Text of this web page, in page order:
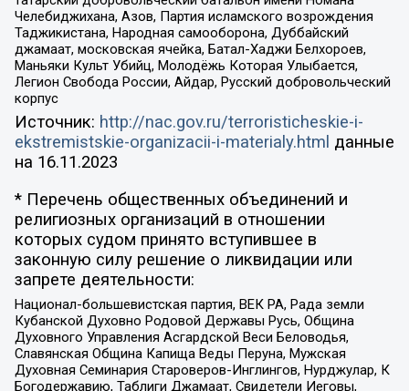
Челебиджихана, Азов, Партия исламского возрождения
Таджикистана, Народная самооборона, Дуббайский
джамаат, московская ячейка, Батал-Хаджи Белхороев,
Маньяки Культ Убийц, Молодёжь Которая Улыбается,
Легион Свобода России, Айдар, Русский добровольческий
корпус
Источник: http://nac.gov.ru/terroristicheskie-i-
ekstremistskie-organizacii-i-materialy.html данные
на 16.11.2023
* Перечень общественных объединений и
религиозных организаций в отношении
которых судом принято вступившее в
законную силу решение о ликвидации или
запрете деятельности:
Национал-большевистская партия, ВЕК РА, Рада земли
Кубанской Духовно Родовой Державы Русь, Община
Духовного Управления Асгардской Веси Беловодья,
Славянская Община Капища Веды Перуна, Мужская
Духовная Семинария Староверов-Инглингов, Нурджулар, К
Богодержавию, Таблиги Джамаат, Свидетели Иеговы,